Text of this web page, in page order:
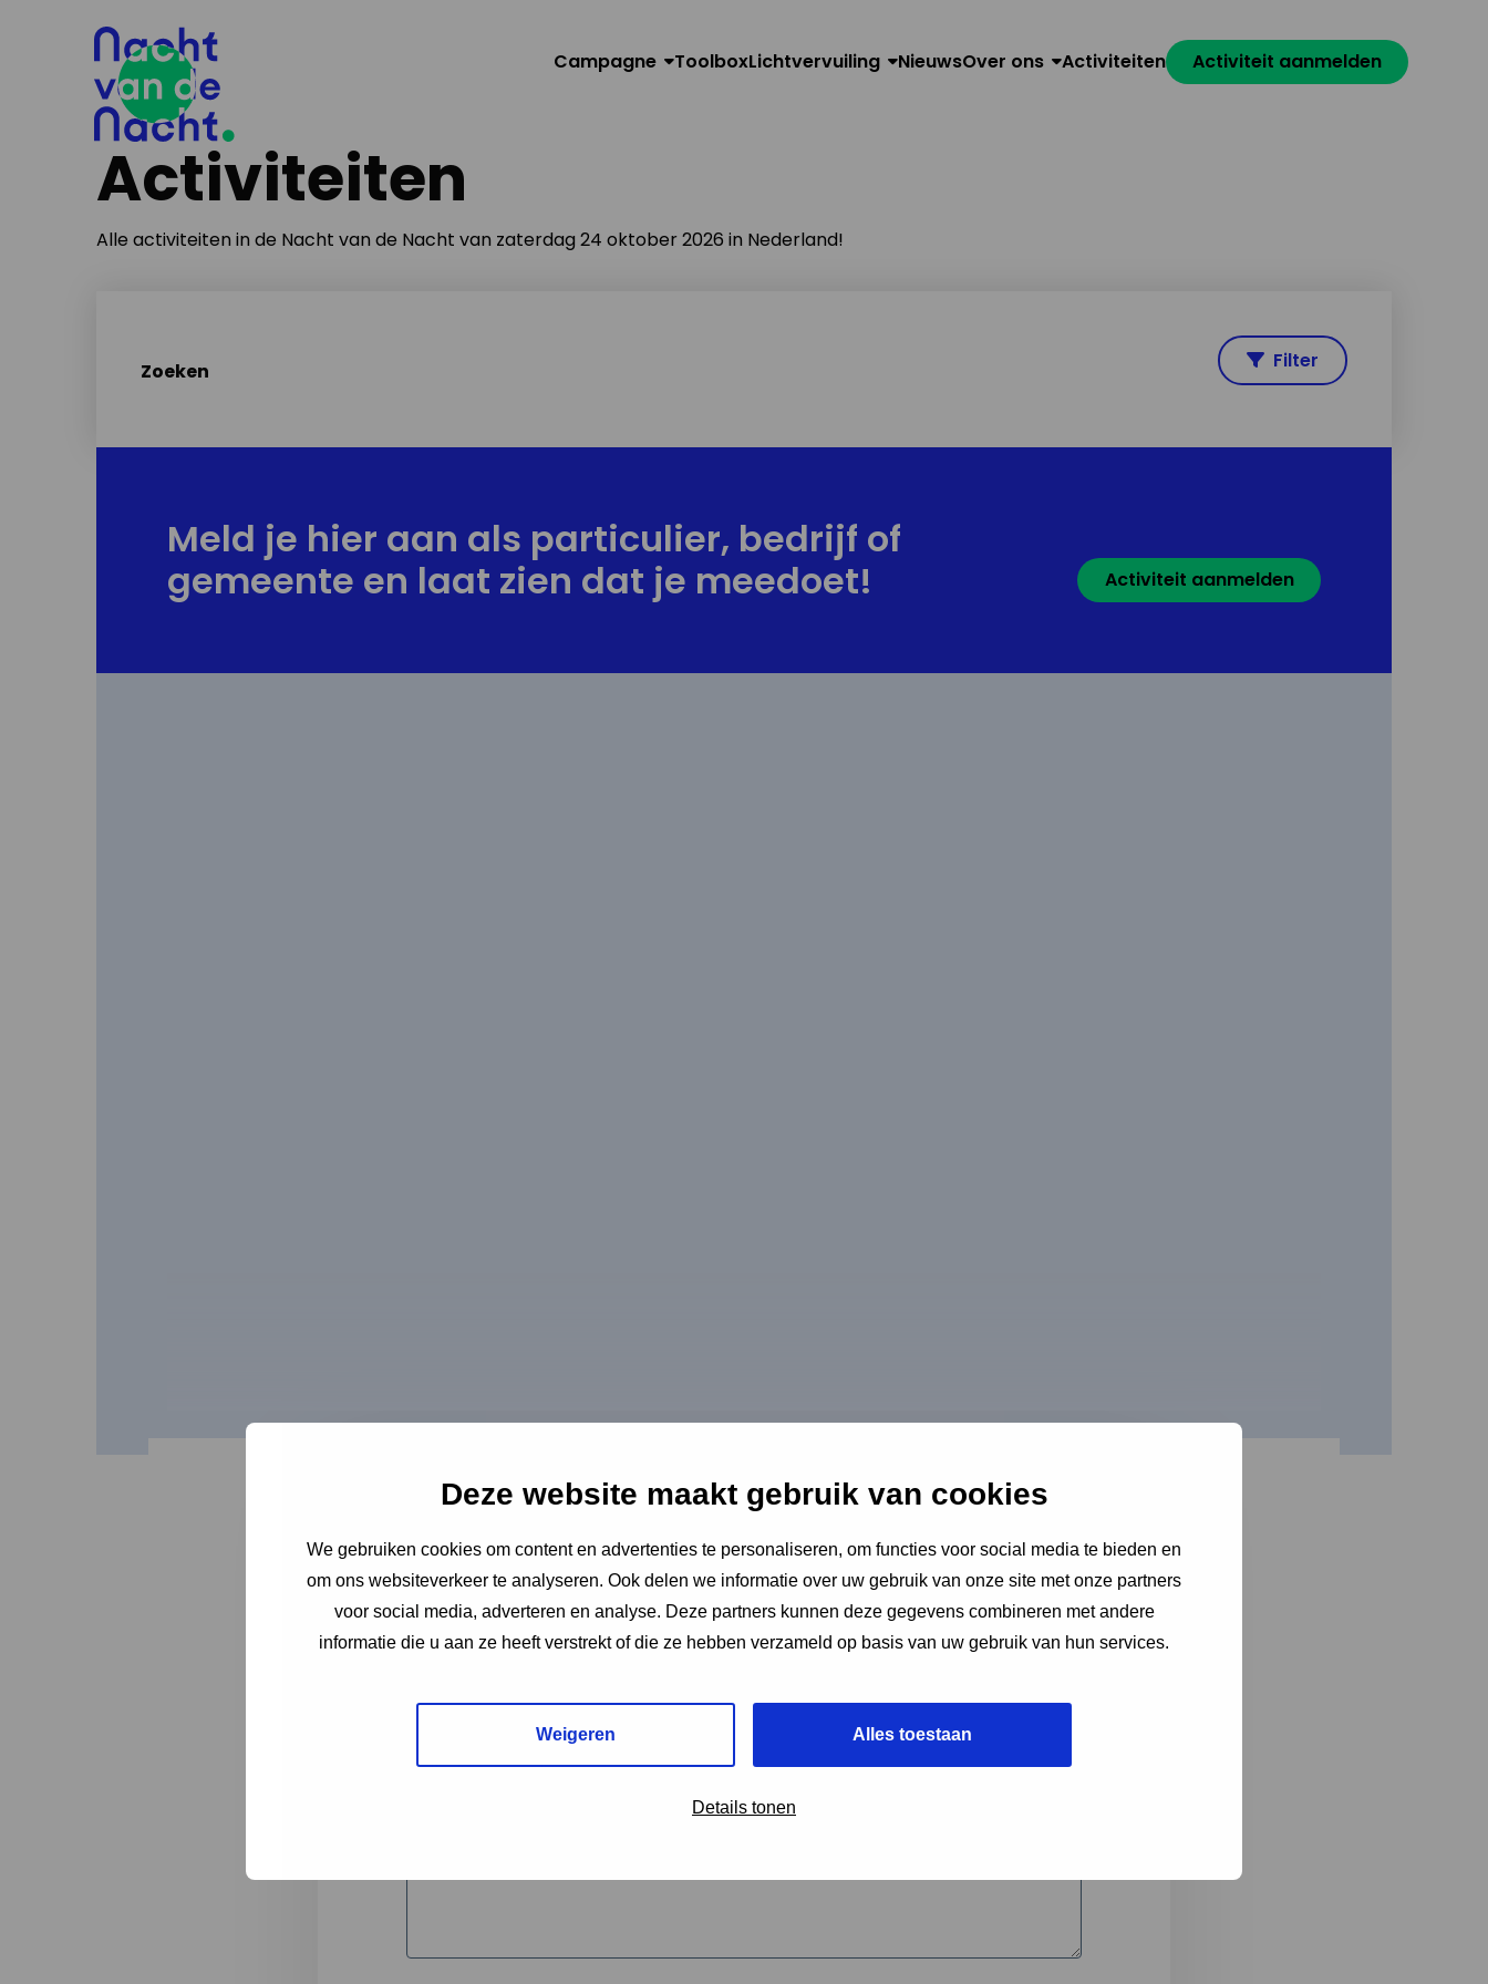
Deze website maakt gebruik van cookies
We gebruiken cookies om content en advertenties te personaliseren, om functies voor social media te bieden en
om ons websiteverkeer te analyseren. Ook delen we informatie over uw gebruik van onze site met onze partners
voor social media, adverteren en analyse. Deze partners kunnen deze gegevens combineren met andere
informatie die u aan ze heeft verstrekt of die ze hebben verzameld op basis van uw gebruik van hun services.
Weigeren Alles toestaan
Details tonen
Campagne ToolboxLichtvervuiling NieuwsOver ons Activiteiten Activiteit aanmelden
Activiteiten
Alle activiteiten in de Nacht van de Nacht van zaterdag 24 oktober 2026 in Nederland!
Zoeken Filter
Meld je hier aan als particulier, bedrijf of
gemeente en laat zien dat je meedoet!
Activiteit aanmelden
"* " geeft vereiste velden aan
1 2
3
Volledige omschrijving*